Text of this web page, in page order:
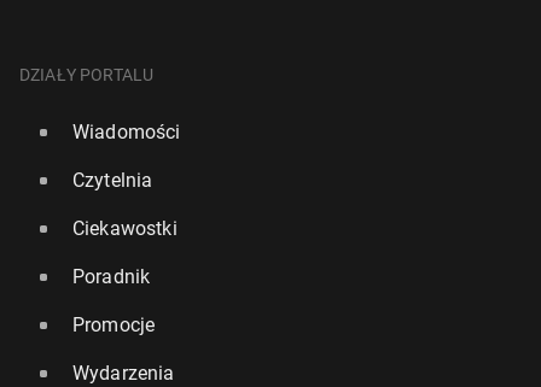
DZIAŁY PORTALU
Wiadomości
Czytelnia
Ciekawostki
Poradnik
Promocje
Wydarzenia